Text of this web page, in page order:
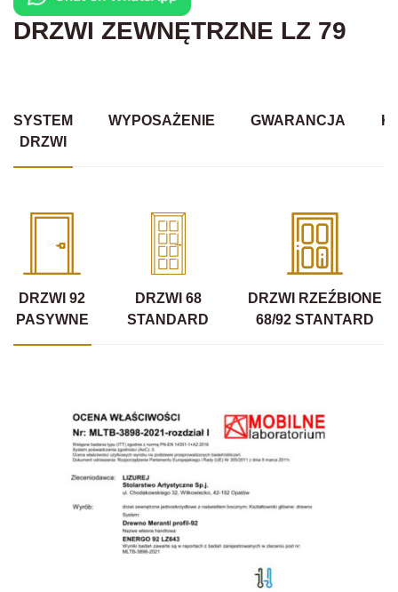
DRZWI ZEWNĘTRZNE LZ 79
SYSTEM
DRZWI
WYPOSAŻENIE GWARANCJA
DRZWI 92
PASYWNE
DRZWI 68
STANDARD
DRZWI RZEŹBIONE
68/92 STANTARD